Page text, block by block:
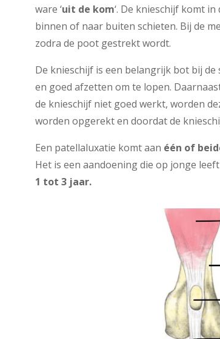
ware ‘uit de kom‘. De knieschijf komt
binnen of naar buiten schieten. Bij de
zodra de poot gestrekt wordt.
De knieschijf is een belangrijk bot bij
en goed afzetten om te lopen.
de knieschijf niet goed werkt, worden
worden opgerekt en doordat de
Een patellaluxatie komt aan één of
Het is een aandoening die op jonge
1 tot 3 jaar.